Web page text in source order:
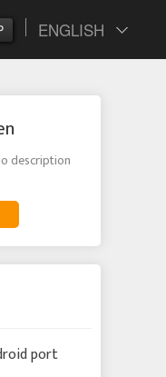
ENGLISH
description
port